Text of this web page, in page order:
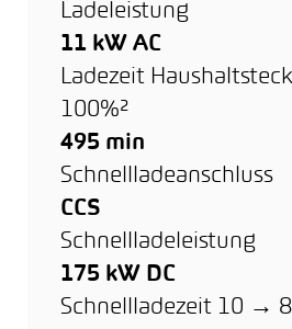
Ladeleistung
11 kW AC
Ladezeit
100%²
495 min
Schnellladeanschluss
CCS
Schnellladeleistung
175 kW DC
Schnellladezeit 10 →